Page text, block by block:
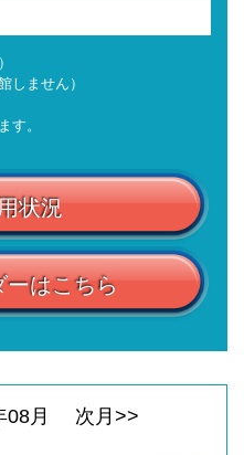
しません）
す。
状況
ーはこちら
08月 次月>>